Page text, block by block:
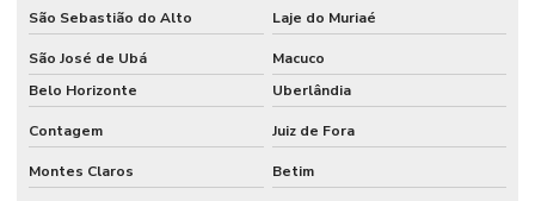
São Sebastião do Alto Laje do Muriaé
São José de Ubá
Macuco
Belo Horizonte
Uberlândia
Contagem Juiz de Fora
Montes Claros Betim